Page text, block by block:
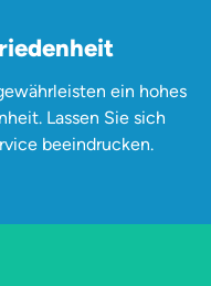
ein hohes
Lassen Sie sich
beeindrucken.